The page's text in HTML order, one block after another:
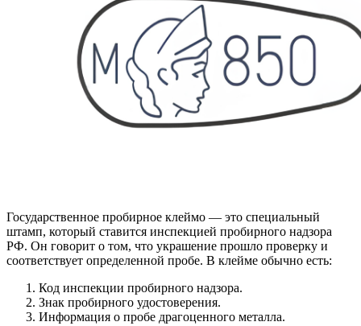
Государственное пробирное клеймо — это специальный
штамп, который ставится инспекцией пробирного надзора
РФ. Он говорит о том, что украшение прошло проверку и
соответствует определенной пробе. В клейме обычно есть:
Код инспекции пробирного надзора.
Знак пробирного удостоверения.
Информация о пробе драгоценного металла.